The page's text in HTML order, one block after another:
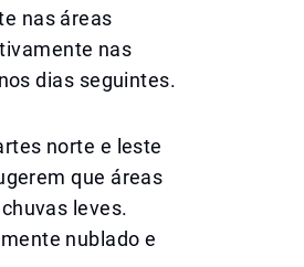
nas áreas
nas
dias seguintes.
norte e leste
que áreas
leves.
nublado e